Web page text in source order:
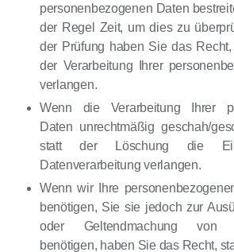
personenbezogenen Daten
der Regel Zeit, um dies zu
der Prüfung haben Sie das
der Verarbeitung Ihrer
verlangen.
Wenn die Verarbeitung Ihrer
Daten unrechtmäßig geschah/
statt der Löschung die
Datenverarbeitung verlangen.
Wenn wir Ihre
benötigen, Sie sie jedoch zur
oder Geltendmachung von
benötigen, haben Sie das Recht,